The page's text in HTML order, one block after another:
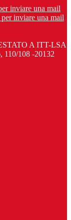
inviare una mail
inviare una mail
A ITT-LSA
108 -20132